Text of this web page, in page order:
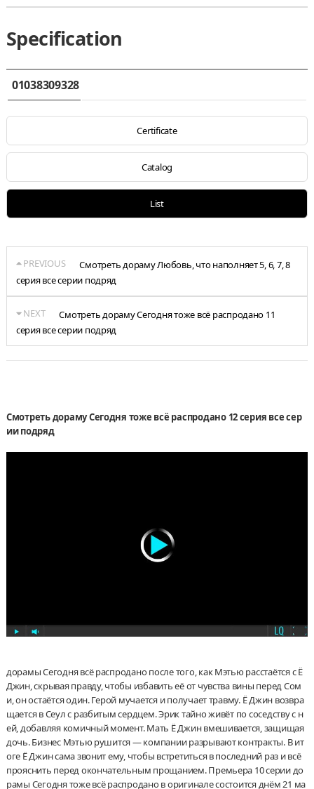
Specification
01038309328
Certificate
Catalog
List
PREVIOUS
Смотреть дораму Любовь, что наполняет 5, 6, 7, 8
серия все серии подряд
NEXT
Смотреть дораму Сегодня тоже всё распродано 11
серия все серии подряд
Смотреть дораму Сегодня тоже всё распродано 12 серия все сер
ии подряд
дорамы Сегодня всё распродано после того, как Мэтью расстаётся с Ё
Джин, скрывая правду, чтобы избавить её от чувства вины перед Сом
и, он остаётся один. Герой мучается и получает травму. Ё Джин возвра
щается в Сеул с разбитым сердцем. Эрик тайно живёт по соседству с н
ей, добавляя комичный момент. Мать Ё Джин вмешивается, защищая
дочь. Бизнес Мэтью рушится — компании разрывают контракты. В ит
оге Ё Джин сама звонит ему, чтобы встретиться в последний раз и всё
прояснить перед окончательным прощанием. Премьера 10 серии до
рамы Сегодня тоже всё распродано в оригинале состоится днём 21 ма